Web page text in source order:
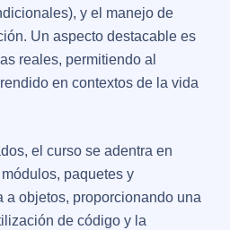
y el manejo de
Un aspecto destacable es
reales, permitiendo al
en contextos de la vida
el curso se adentra en
paquetes y
a objetos, proporcionando una
de código y la